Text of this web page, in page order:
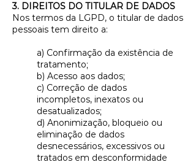
3. DIREITOS DO TITULAR DE DADOS
Nos termos da LGPD, o titular de dados
pessoais tem direito a:
a) Confirmação da existência de
tratamento;
b) Acesso aos dados;
c) Correção de dados
incompletos, inexatos ou
desatualizados;
d) Anonimização, bloqueio ou
eliminação de dados
desnecessários, excessivos ou
tratados em desconformidade